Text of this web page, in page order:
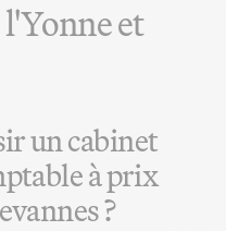
et
un cabinet
à prix
?